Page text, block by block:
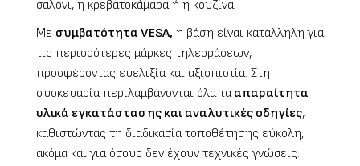
σαλόνι, η κρεβατοκάμαρα ή η κουζίνα.
Με συμβατότητα VESA, η βάση είναι κατάλληλη για
τις περισσότερες μάρκες τηλεοράσεων,
προσφέροντας ευελιξία και αξιοπιστία. Στη
συσκευασία περιλαμβάνονται όλα τααπαραίτητα
υλικά εγκατάστασης και αναλυτικές οδηγίες,
καθιστώντας τη διαδικασία τοποθέτησης εύκολη,
ακόμα και για όσους δεν έχουν τεχνικές γνώσεις.